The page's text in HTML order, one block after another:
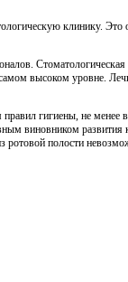
клинику. Это
Стоматологическая
высоком уровне.
гигиены, не менее
виновником развития
ротовой полости